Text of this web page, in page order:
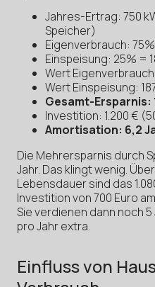
Jahres-Ertrag: 750
Speicher)
Eigenverbrauch:
Einspeisung: 25% =
Wert
Wert Einspeisung:
Gesamt-Ersparnis:
Investition: 1.200 €
Amortisation: 6,2
Die Mehrersparnis durch
Jahr. Das klingt wenig.
Lebensdauer sind das
Investition von 700 Euro
Sie verdienen dann noch
pro Jahr extra.
Einfluss von